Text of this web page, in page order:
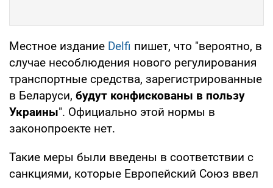
Местное издание Delfi пишет, что "вероятно, в
случае несоблюдения нового регулирования
транспортные средства, зарегистрированные
в Беларуси, будут конфискованы в пользу
Украины". Официально этой нормы в
законопроекте нет.
Такие меры были введены в соответствии с
санкциями, которые Европейский Союз ввел